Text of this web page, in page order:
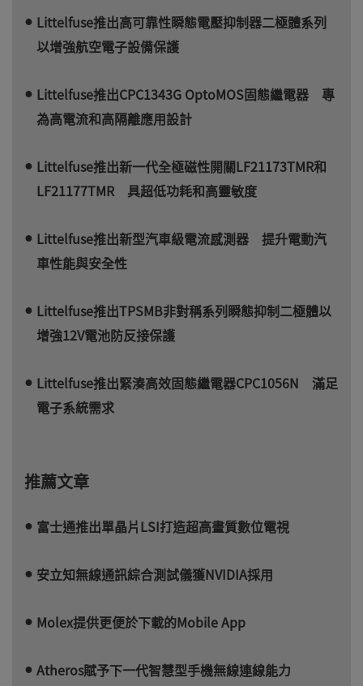
Littelfuse推出高可靠性瞬態電壓抑制器二極體系列
以增強航空電子設備保護
Littelfuse推出CPC1343G OptoMOS固態繼電器 專
為高電流和高隔離應用設計
Littelfuse推出新一代全極磁性開關LF21173TMR和
LF21177TMR 具超低功耗和高靈敏度
Littelfuse推出新型汽車級電流感測器 提升電動汽
車性能與安全性
Littelfuse推出TPSMB非對稱系列瞬態抑制二極體以
增強12V電池防反接保護
Littelfuse推出緊湊高效固態繼電器CPC1056N 滿足
電子系統需求
推薦文章
富士通推出單晶片LSI打造超高畫質數位電視
安立知無線通訊綜合測試儀獲NVIDIA採用
Molex提供更便於下載的Mobile App
Atheros賦予下一代智慧型手機無線連線能力